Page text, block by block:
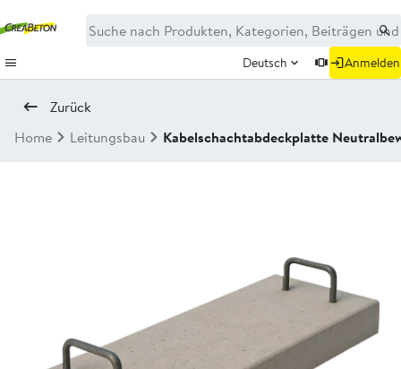
Deutsch Anmelden
Zurück
Home
Leitungsbau Kabelschachtabdeckplatte